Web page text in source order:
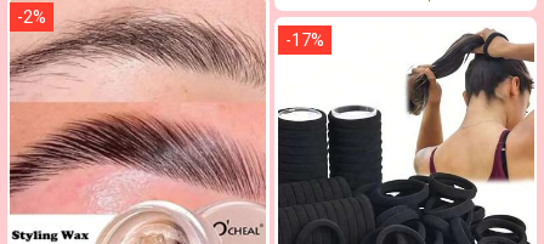
-2%
-17%